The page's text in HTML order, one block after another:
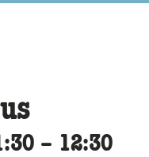
– 12:30